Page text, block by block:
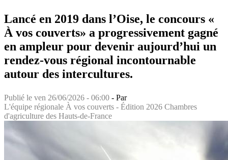
Lancé en 2019 dans l’Oise, le concours «
À vos couverts» a progressivement gagné
en ampleur pour devenir aujourd’hui un
rendez-vous régional incontournable
autour des intercultures.
Publié le ven 26/06/2026 - 06:00 - Par
L'équipe régionale À vos couverts - Édition 2026 Chambres
d'agriculture des Hauts-de-France